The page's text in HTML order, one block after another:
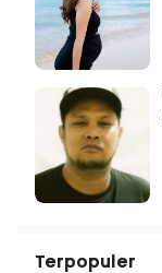
Terpopuler